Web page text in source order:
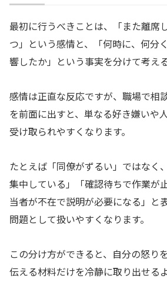
最初に行うべきことは、「また離席
つ」という感情と、「何時に、何分
響したか」という事実を分けて考え
感情は正直な反応ですが、職場で相
を前面に出すと、単なる好き嫌いや
受け取られやすくなります。
たとえば「同僚がずるい」ではなく
集中している」「確認待ちで作業が
当者が不在で説明が必要になる」と
問題として扱いやすくなります。
この分け方ができると、自分の怒り
伝える材料だけを冷静に取り出せる